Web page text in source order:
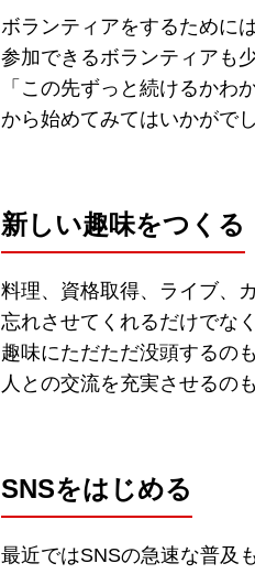
ボランティアをするために
参加できるボランティアも
「この先ずっと続けるか
から始めてみてはいかがで
新しい趣味をつくる
料理、資格取得、ライブ、
忘れさせてくれるだけでな
趣味にただただ没頭するの
人との交流を充実させるの
SNSをはじめる
最近ではSNSの急速な普及